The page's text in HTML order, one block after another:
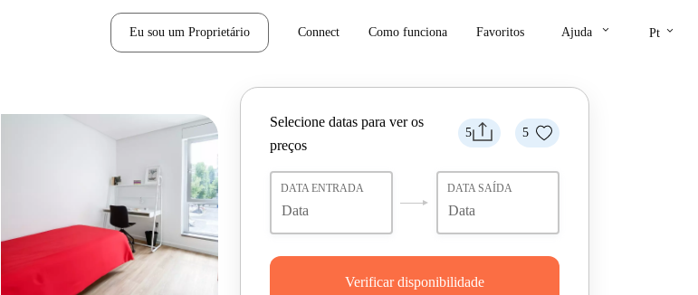
Eu sou um Proprietário Connect Como funciona Favoritos Ajuda keyboard_arrow_down Pt keyboard_arrow_down
5 5
Selecione datas para ver os
preços
DATA ENTRADA DATA SAÍDA
Verificar disponibilidade